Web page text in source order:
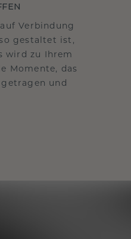
Verbindung
gestaltet ist,
wird zu Ihrem
Momente, das
und